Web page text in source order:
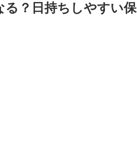
る？日持ちしやすい保